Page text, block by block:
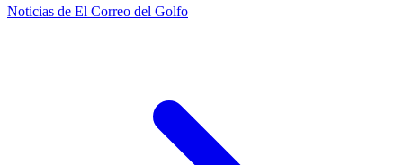
Noticias de El Correo del Golfo